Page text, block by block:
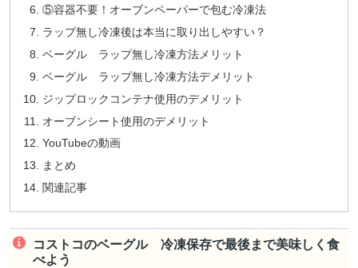
⑤容器不要！オーブンペーパーで包む冷凍法
ラップ無し冷凍後は本当に取り出しやすい？
ベーグル ラップ無し冷凍方法メリット
ベーグル ラップ無し冷凍方法デメリット
ジップロックコンテナ使用のデメリット
オーブンシート使用のデメリット
YouTubeの動画
まとめ
関連記事
コストコのベーグル 冷凍保存で最後まで美味しく食
べよう